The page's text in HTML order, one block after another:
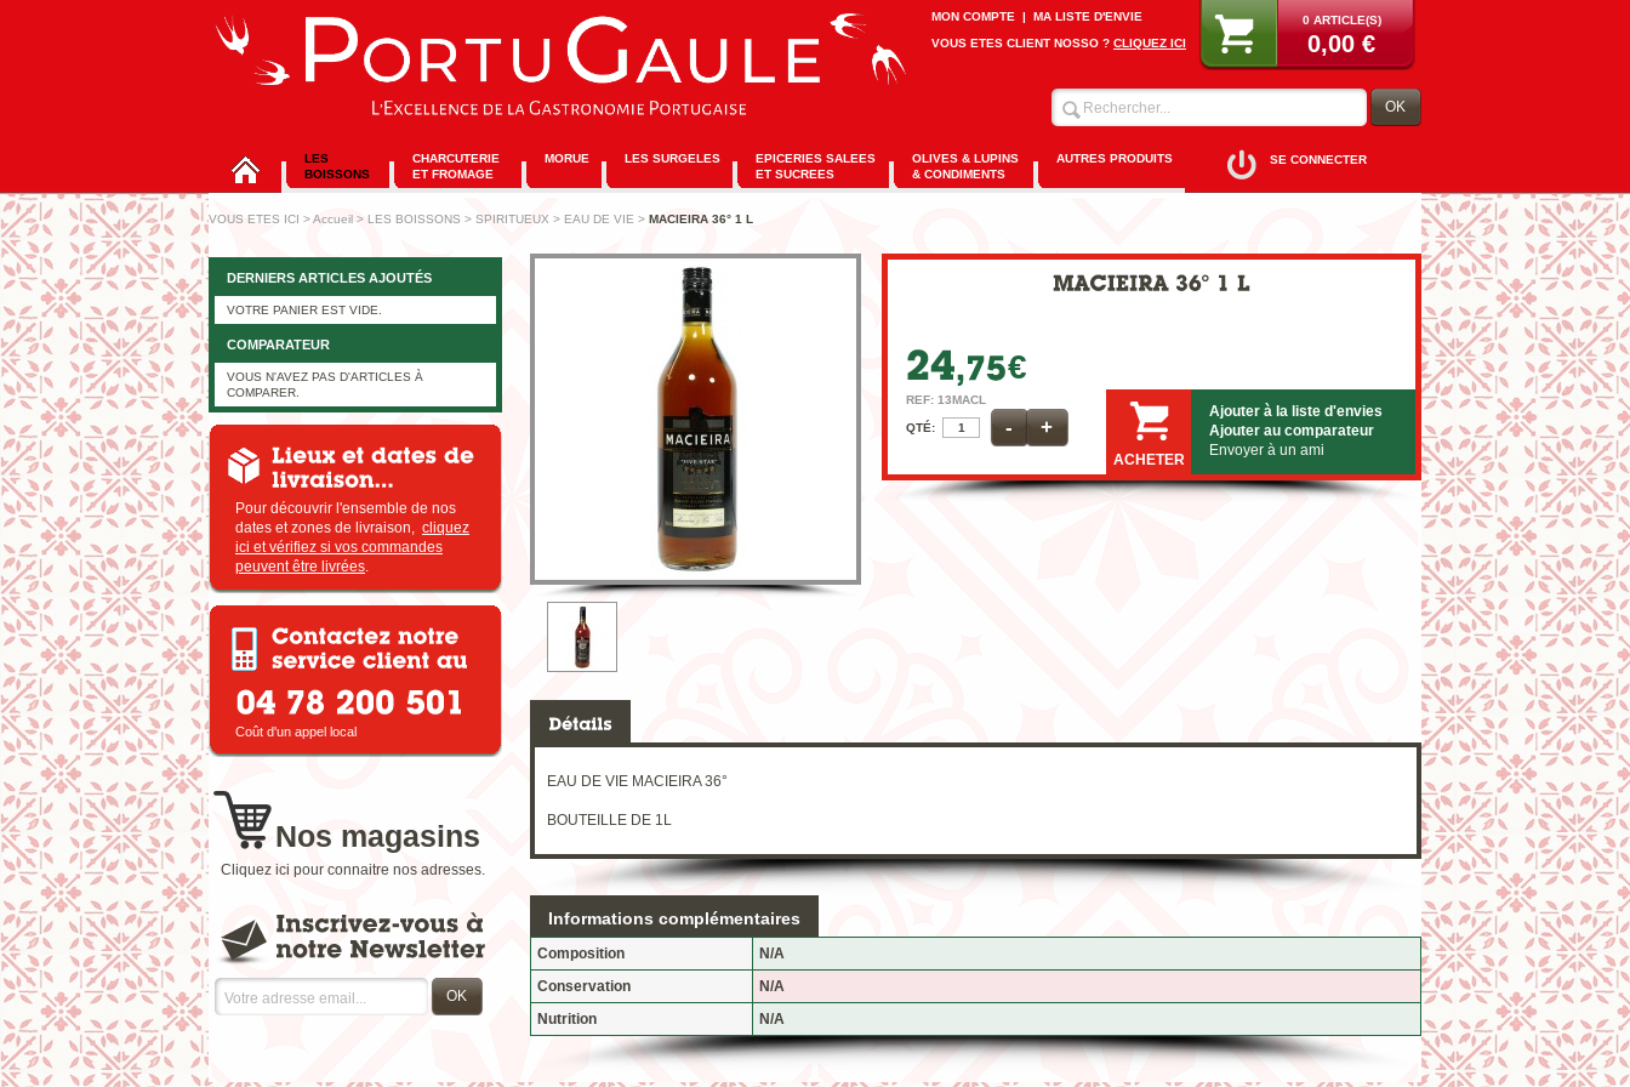
0 ARTICLE(S)
0,00 €
MON COMPTE | MA LISTE D'ENVIE
VOUS ETES CLIENT NOSSO ? CLIQUEZ ICI
OK
LES
BOISSONS
CHARCUTERIE
ET FROMAGE
MORUE LES SURGELES
EPICERIES SALEES
ET SUCREES
OLIVES & LUPINS
& CONDIMENTS
AUTRES PRODUITS SE CONNECTER
VOUS ETES ICI >Accueil > LES BOISSONS > SPIRITUEUX > EAU DE VIE > MACIEIRA 36° 1 L
€
REF: 13MACL
QTÉ: - +
ACHETER
Ajouter à la liste d'envies
Ajouter au comparateur
Envoyer à un ami
EAU DE VIE MACIEIRA 36°
BOUTEILLE DE 1L
Informations complémentaires
Composition
N/A
Conservation
N/A
Nutrition
N/A
DERNIERS ARTICLES AJOUTÉS
VOTRE PANIER EST VIDE.
COMPARATEUR
VOUS N'AVEZ PAS D'ARTICLES À
COMPARER.
Pour découvrir l'ensemble de nos
dates et zones de livraison, cliquez
ici et vérifiez si vos commandes
peuvent être livrées.
Coût d'un appel local
Nos magasins
Cliquez ici pour connaitre nos adresses.
OK